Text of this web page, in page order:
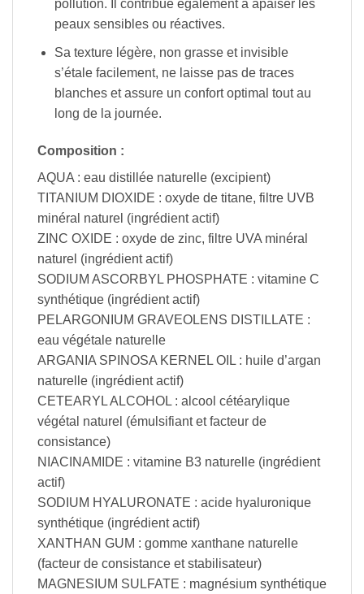
pollution. Il contribue également à apaiser les
peaux sensibles ou réactives.
Sa texture légère, non grasse et invisible
s’étale facilement, ne laisse pas de traces
blanches et assure un confort optimal tout au
long de la journée.
Composition :
AQUA : eau distillée naturelle (excipient)
TITANIUM DIOXIDE : oxyde de titane, filtre UVB
minéral naturel (ingrédient actif)
ZINC OXIDE : oxyde de zinc, filtre UVA minéral
naturel (ingrédient actif)
SODIUM ASCORBYL PHOSPHATE : vitamine C
synthétique (ingrédient actif)
PELARGONIUM GRAVEOLENS DISTILLATE :
eau végétale naturelle
ARGANIA SPINOSA KERNEL OIL : huile d’argan
naturelle (ingrédient actif)
CETEARYL ALCOHOL : alcool cétéarylique
végétal naturel (émulsifiant et facteur de
consistance)
NIACINAMIDE : vitamine B3 naturelle (ingrédient
actif)
SODIUM HYALURONATE : acide hyaluronique
synthétique (ingrédient actif)
XANTHAN GUM : gomme xanthane naturelle
(facteur de consistance et stabilisateur)
MAGNESIUM SULFATE : magnésium synthétique